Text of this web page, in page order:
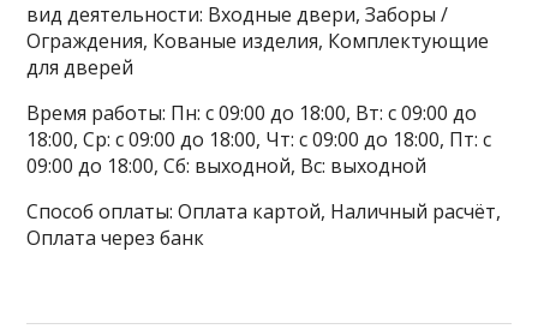
вид деятельности: Входные двери, Заборы /
Ограждения, Кованые изделия, Комплектующие
для дверей
Время работы: Пн: с 09:00 до 18:00, Вт: с 09:00 до
18:00, Ср: с 09:00 до 18:00, Чт: с 09:00 до 18:00, Пт: с
09:00 до 18:00, Сб: выходной, Вс: выходной
Способ оплаты: Оплата картой, Наличный расчёт,
Оплата через банк